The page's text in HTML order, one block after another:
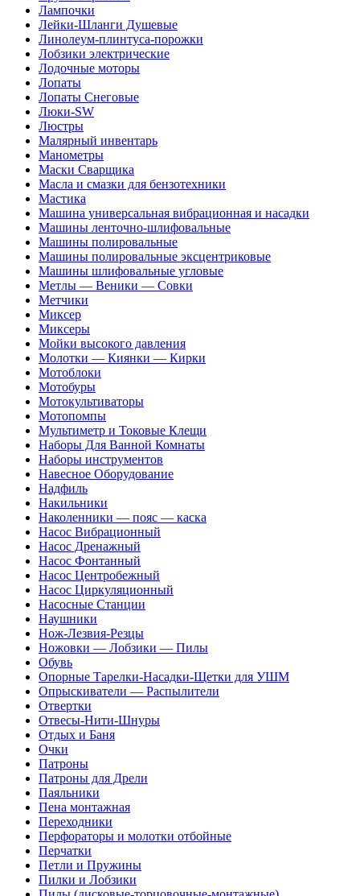
Лампочки
Лейки-Шланги Душевые
Линолеум-плинтуса-порожки
Лобзики электрические
Лодочные моторы
Лопаты
Лопаты Снеговые
Люки-SW
Люстры
Малярный инвентарь
Манометры
Маски Сварщика
Масла и смазки для бензотехники
Мастика
Машина универсальная вибрационная и насадки
Машины ленточно-шлифовальные
Машины полировальные
Машины полировальные эксцентриковые
Машины шлифовальные угловые
Метлы — Веники — Совки
Метчики
Миксер
Миксеры
Мойки высокого давления
Молотки — Киянки — Кирки
Мотоблоки
Мотобуры
Мотокультиваторы
Мотопомпы
Мультиметр и Токовые Клещи
Наборы Для Ванной Комнаты
Наборы инструментов
Навесное Оборудование
Надфиль
Накильники
Наколенники — пояс — каска
Насос Вибрационный
Насос Дренажный
Насос Фонтанный
Насос Центробежный
Насос Циркуляционный
Насосные Станции
Наушники
Нож-Лезвия-Резцы
Ножовки — Лобзики — Пилы
Обувь
Опорные Тарелки-Насадки-Щетки для УШМ
Опрыскиватели — Распылители
Отвертки
Отвесы-Нити-Шнуры
Отдых и Баня
Очки
Патроны
Патроны для Дрели
Паяльники
Пена монтажная
Переходники
Перфораторы и молотки отбойные
Перчатки
Петли и Пружины
Пилки и Лобзики